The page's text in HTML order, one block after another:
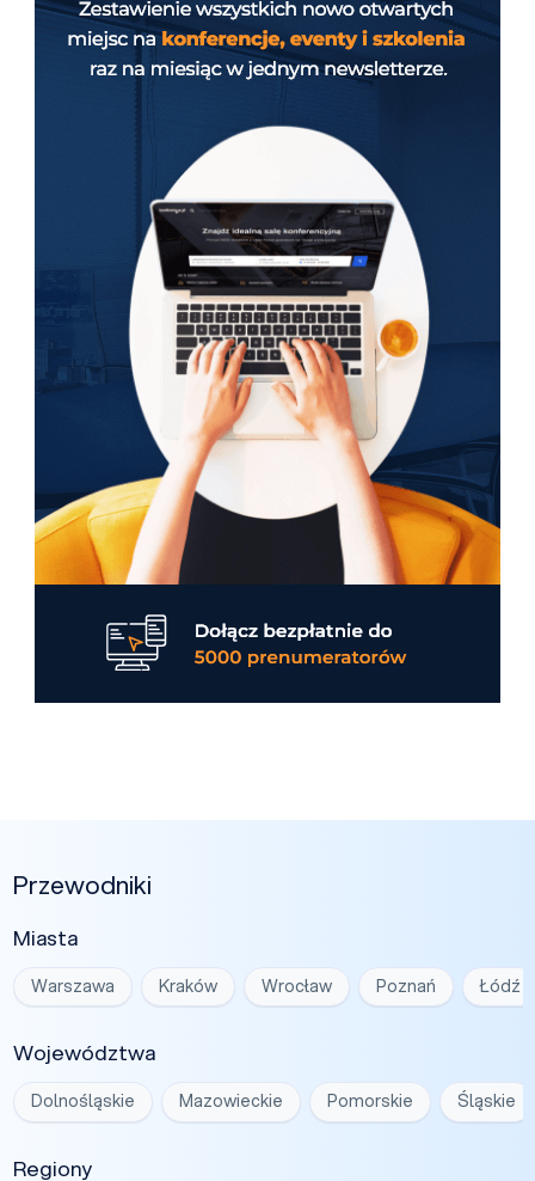
Przewodniki
Miasta
Warszawa Kraków Wrocław Poznań Łódź
Województwa
Dolnośląskie Mazowieckie Pomorskie Śląskie
Regiony